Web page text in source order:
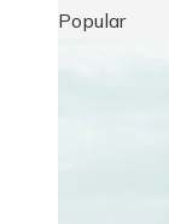
Popular